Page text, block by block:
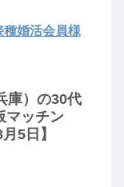
種婚活会員様
庫）の30代
マッチン
5日】